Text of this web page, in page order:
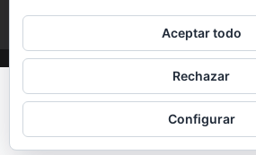
Política de cookiesAceptar todo
Rechazar
Configurar